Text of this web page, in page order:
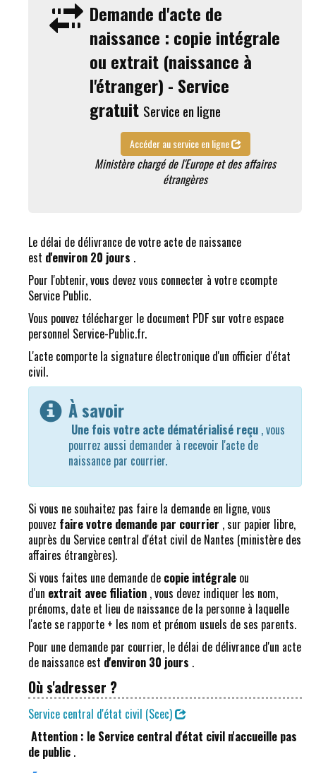
Demande d'acte de
naissance : copie intégrale
ou extrait (naissance à
l'étranger) - Service
gratuit Service en ligne
Accéder au service en ligne
Ministère chargé de l'Europe et des affaires
étrangères
Le délai de délivrance de votre acte de naissance
est d'environ 20 jours .
Pour l'obtenir, vous devez vous connecter à votre ccompte
Service Public.
Vous pouvez télécharger le document PDF sur votre espace
personnel Service-Public.fr.
L'acte comporte la signature électronique d'un officier d'état
civil.
À savoir
Une fois votre acte dématérialisé reçu , vous
pourrez aussi demander à recevoir l'acte de
naissance par courrier.
Si vous ne souhaitez pas faire la demande en ligne, vous
pouvez faire votre demande par courrier , sur papier libre,
auprès du Service central d'état civil de Nantes (ministère des
affaires étrangères).
Si vous faites une demande de copie intégrale ou
d'un extrait avec filiation , vous devez indiquer les nom,
prénoms, date et lieu de naissance de la personne à laquelle
l'acte se rapporte + les nom et prénom usuels de ses parents.
Pour une demande par courrier, le délai de délivrance d'un acte
de naissance est d'environ 30 jours .
Où s'adresser ?
Service central d'état civil (Scec)
Attention : le Service central d'état civil n'accueille pas
de public .